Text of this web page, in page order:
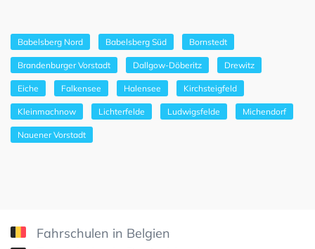
Babelsberg Nord Babelsberg Süd Bornstedt
Brandenburger Vorstadt Dallgow-Döberitz Drewitz
Eiche Falkensee Halensee Kirchsteigfeld
Kleinmachnow Lichterfelde Ludwigsfelde Michendorf
Nauener Vorstadt
Fahrschulen in Belgien